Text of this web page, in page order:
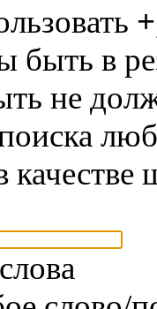
+
быть в
не
качестве